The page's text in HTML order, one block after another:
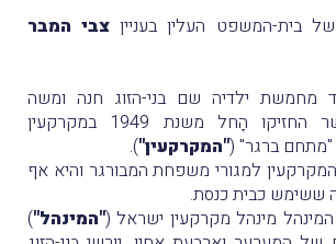
בית-המשפט העלין בעניין צבי המבר
מחמשת ילדיה שם בני-הזוג חנה ומשה
המבורגר ז"ל, אשר החזיקו הָחל משנת 1949 במקרקעין
"מתחם ברגר" ("המקרקעין").
למגורי משפחת המבורגר והיא אף
ששימש כבית כנסת.
"המינהל")